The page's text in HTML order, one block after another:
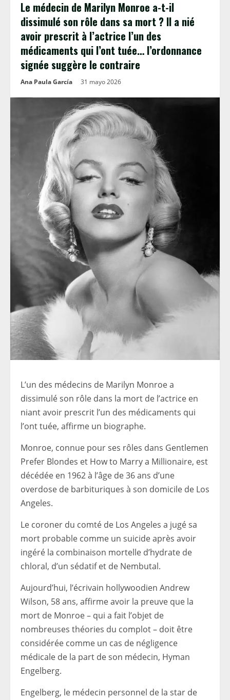
Le médecin de Marilyn Monroe a-t-il
dissimulé son rôle dans sa mort ? Il a nié
avoir prescrit à l’actrice l’un des
médicaments qui l’ont tuée… l’ordonnance
signée suggère le contraire
Ana Paula García 31 mayo 2026
L’un des médecins de Marilyn Monroe a
dissimulé son rôle dans la mort de l’actrice en
niant avoir prescrit l’un des médicaments qui
l’ont tuée, affirme un biographe.
Monroe, connue pour ses rôles dans Gentlemen
Prefer Blondes et How to Marry a Millionaire, est
décédée en 1962 à l’âge de 36 ans d’une
overdose de barbituriques à son domicile de Los
Angeles.
Le coroner du comté de Los Angeles a jugé sa
mort probable comme un suicide après avoir
ingéré la combinaison mortelle d’hydrate de
chloral, d’un sédatif et de Nembutal.
Aujourd’hui, l’écrivain hollywoodien Andrew
Wilson, 58 ans, affirme avoir la preuve que la
mort de Monroe – qui a fait l’objet de
nombreuses théories du complot – doit être
considérée comme un cas de négligence
médicale de la part de son médecin, Hyman
Engelberg.
Engelberg, le médecin personnel de la star de